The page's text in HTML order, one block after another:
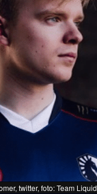
twitter, foto: Team Liquid